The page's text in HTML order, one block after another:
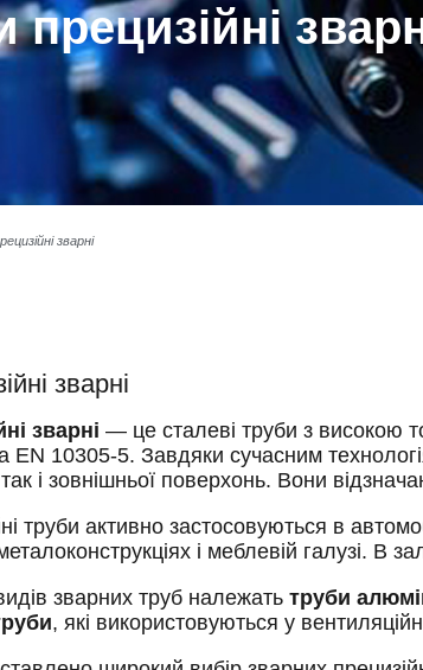
прецизійні
зварні
зварні
зварні — це сталеві труби з високою
EN 10305-5. Завдяки сучасним
і зовнішньої поверхонь. Вони
труби активно застосовуються в
і меблевій галузі. В
зварних труб належать труби
, які використовуються у